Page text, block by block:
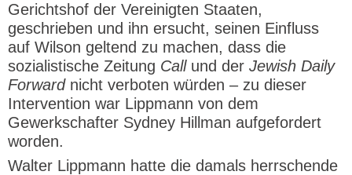
Gerichtshof der Vereinigten Staaten,
geschrieben und ihn ersucht, seinen Einfluss
auf Wilson geltend zu machen, dass die
sozialistische Zeitung Call und der Jewish Daily
Forwardnicht verboten würden – zu dieser
Intervention war Lippmann von dem
Gewerkschafter Sydney Hillman aufgefordert
worden.
Walter Lippmann hatte die damals herrschende